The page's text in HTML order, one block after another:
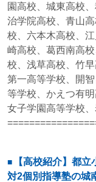
園高校、城東高校
治学院高校、青山
校、六本木高校、
崎高校、葛西南高
校、浅草高校、竹
第一高等学校、開
等学校、かえつ有
女子学園高等学校
【高校紹介】都
対2個別指導塾の城